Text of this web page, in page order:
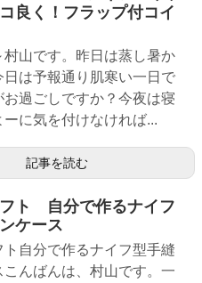
良く！フラップ付コイ
村山です。昨日は蒸し暑か
日は予報通り肌寒い一日で
お過ごしですか？今夜は寝
に気を付けなければ...
記事を読む
ト 自分で作るナイフ
ケース
ト自分で作るナイフ型手縫
こんばんは、村山です。一